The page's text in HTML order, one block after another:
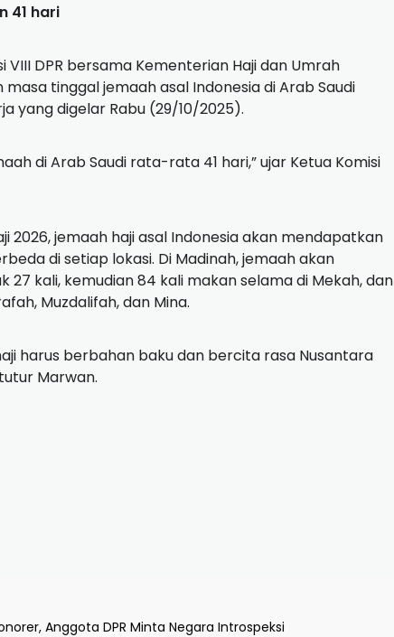
41 hari
DPR bersama Kementerian Haji dan Umrah
tinggal jemaah asal Indonesia di Arab Saudi
yang digelar Rabu (29/10/2025).
di Arab Saudi rata-rata 41 hari,” ujar Ketua Komisi
2026, jemaah haji asal Indonesia akan mendapatkan
di setiap lokasi. Di Madinah, jemaah akan
kali, kemudian 84 kali makan selama di Mekah, dan
Muzdalifah, dan Mina.
harus berbahan baku dan bercita rasa Nusantara
Marwan.
Anggota DPR Minta Negara Introspeksi